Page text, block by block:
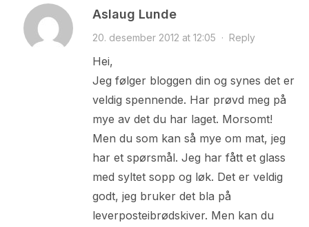
Aslaug Lunde
20. desember 2012 at 12:05 · Reply
Hei,
Jeg følger bloggen din og synes det er
veldig spennende. Har prøvd meg på
mye av det du har laget. Morsomt!
Men du som kan så mye om mat, jeg
har et spørsmål. Jeg har fått et glass
med syltet sopp og løk. Det er veldig
godt, jeg bruker det bla på
leverposteibrødskiver. Men kan du